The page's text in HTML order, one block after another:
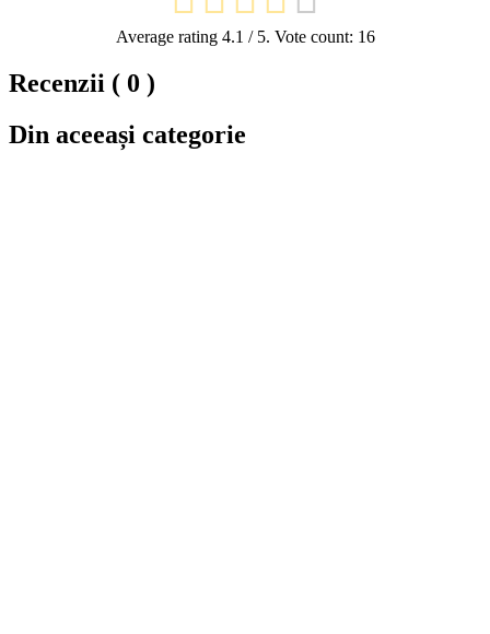
Average rating 4.1 / 5. Vote count: 16
Recenzii ( 0 )
Din aceeași categorie